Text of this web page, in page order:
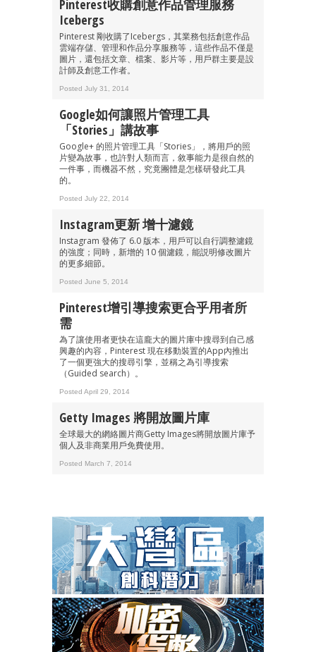
Pinterest收購創意作品管理服務
Icebergs
Pinterest 剛收購了Icebergs，其業務包括創意作品
雲端存儲、管理和作品分享服務等，這些作品不僅是
圖片，還包括文章、檔案、影片等，用戶群主要是設
計師及創意工作者。
Posted July 31, 2014
Google如何讓照片管理工具
「Stories」講故事
Google+ 的照片管理工具「Stories」，將用戶的照
片變為故事，也許對人類而言，敘事能力是很自然的
一件事，而機器不然，究竟團體是怎樣研發此工具
的。
Posted July 22, 2014
Instagram更新 增十濾鏡
Instagram 發佈了 6.0 版本，用戶可以自行調整濾鏡
的強度；同時，新增的 10 個濾鏡，能説明修改圖片
的更多細節。
Posted June 5, 2014
Pinterest增引導搜索更合乎用者所
需
為了讓使用者更快在這龐大的圖片庫中搜尋到自己感
興趣的內容，Pinterest 現在移動裝置的App內推出
了一個更強大的搜尋引擎，並稱之為引導搜索
（Guided search）。
Posted April 29, 2014
Getty Images 將開放圖片庫
全球最大的網絡圖片商Getty Images將開放圖片庫予
個人及非商業用戶免費使用。
Posted March 7, 2014